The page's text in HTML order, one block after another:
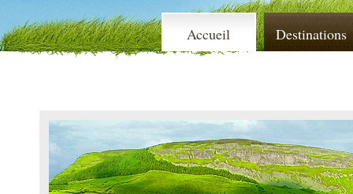
Accueil Destinations